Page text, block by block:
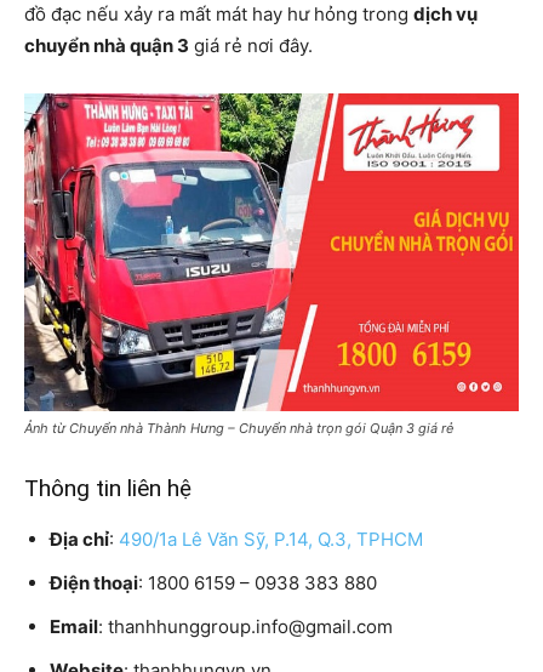
đồ đạc nếu xảy ra mất mát hay hư hỏng trong dịch vụ
chuyển nhà quận 3 giá rẻ nơi đây.
Ảnh từ Chuyển nhà Thành Hưng – Chuyển nhà trọn gói Quận 3 giá rẻ
Thông tin liên hệ
Địa chỉ: 490/1a Lê Văn Sỹ, P.14, Q.3, TPHCM
Điện thoại: 1800 6159 – 0938 383 880
Email: thanhhunggroup.info@gmail.com